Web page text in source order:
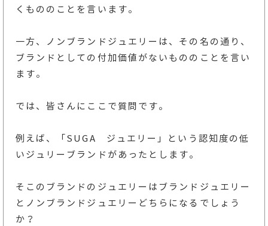
くもののことを言います。
一方、ノンブランドジュエリーは、その名の通り、
ブランドとしての付加価値がないもののことを言い
ます。
では、皆さんにここで質問です。
例えば、「SUGA ジュエリー」という認知度の低
いジュリーブランドがあったとします。
そこのブランドのジュエリーはブランドジュエリー
とノンブランドジュエリーどちらになるでしょう
か？